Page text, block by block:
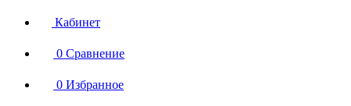
Кабинет
0 Сравнение
0 Избранное